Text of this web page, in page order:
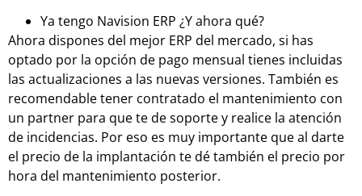
Ya tengo Navision ERP ¿Y ahora qué?
Ahora dispones del mejor ERP del mercado, si has
optado por la opción de pago mensual tienes incluidas
las actualizaciones a las nuevas versiones. También es
recomendable tener contratado el mantenimiento con
un partner para que te de soporte y realice la atención
de incidencias. Por eso es muy importante que al darte
el precio de la implantación te dé también el precio por
hora del mantenimiento posterior.